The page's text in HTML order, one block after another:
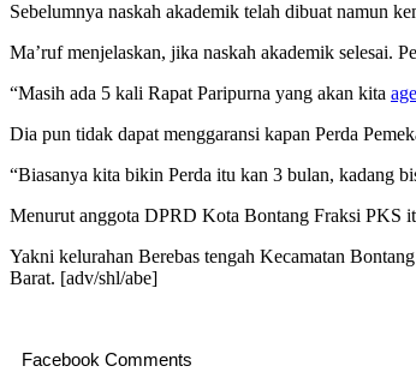
Sebelumnya naskah akademik telah dibuat namun
Ma’ruf menjelaskan, jika naskah akademik selesai.
“Masih ada 5 kali Rapat Paripurna yang akan kita
Dia pun tidak dapat menggaransi kapan Perda
“Biasanya kita bikin Perda itu kan 3 bulan, kadang
Menurut anggota DPRD Kota Bontang Fraksi PKS
Yakni kelurahan Berebas tengah Kecamatan
Barat. [adv/shl/abe]
Facebook Comments